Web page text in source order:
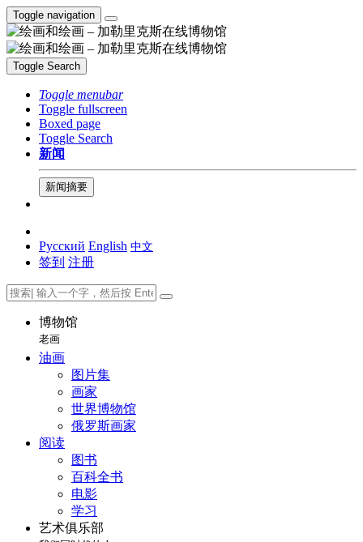
Toggle navigation
Toggle Search
Toggle menubar
Toggle fullscreen
Boxed page
Toggle Search
新闻
新闻摘要
Русский English 中文
签到 注册
博物馆
老画
油画
图片集
画家
世界博物馆
俄罗斯画家
阅读
图书
百科全书
电影
学习
艺术俱乐部